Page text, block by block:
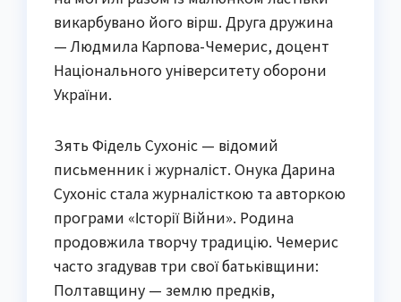
викарбувано його вірш. Друга дружина
— Людмила Карпова-Чемерис, доцент
Національного університету оборони
України.
Зять Фідель Сухоніс — відомий
письменник і журналіст. Онука Дарина
Сухоніс стала журналісткою та авторкою
програми «Історії Війни». Родина
продовжила творчу традицію. Чемерис
часто згадував три свої батьківщини:
Полтавщину — землю предків,